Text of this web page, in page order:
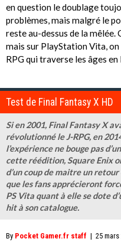
en question le doublage
problèmes, mais malgré le
reste au-dessus de la mêlée.
mais sur PlayStation Vita,
RPG qui traverse les âges en
Test de Final Fantasy X HD
Si en 2001, Final Fantasy X
révolutionné le J-RPG, en
l’expérience ne bouge pas
cette réédition, Square Enix
d’un coup de maitre un
que les fans apprécieront
PS Vita quant à elle se dote
hit à son catalogue.
By Pocket Gamer.fr staff | 25 mars